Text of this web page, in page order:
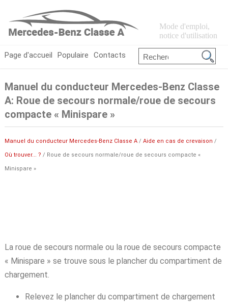
Mode d'emploi,
notice d'utilisation
Page d'accueil Populaire Contacts
Manuel du conducteur Mercedes-Benz Classe
A: Roue de secours normale/roue de secours
compacte « Minispare »
Manuel du conducteur Mercedes-Benz Classe A/ Aide en cas de crevaison /
Où trouver... ? / Roue de secours normale/roue de secours compacte «
Minispare »
La roue de secours normale ou la roue de secours compacte
« Minispare » se trouve sous le plancher du compartiment de
chargement.
Relevez le plancher du compartiment de chargement